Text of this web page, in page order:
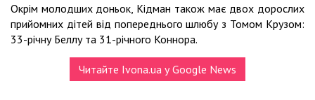
Окрім молодших доньок, Кідман також має двох дорослих
прийомних дітей від попереднього шлюбу з Томом Крузом:
33-річну Беллу та 31-річного Коннора.
Читайте Ivona.ua у Google News